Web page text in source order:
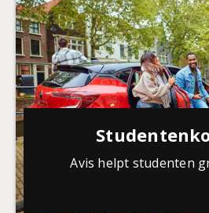
Avis helpt studenten